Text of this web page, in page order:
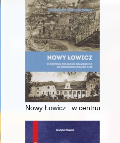
Nowy Łowicz : w centrum